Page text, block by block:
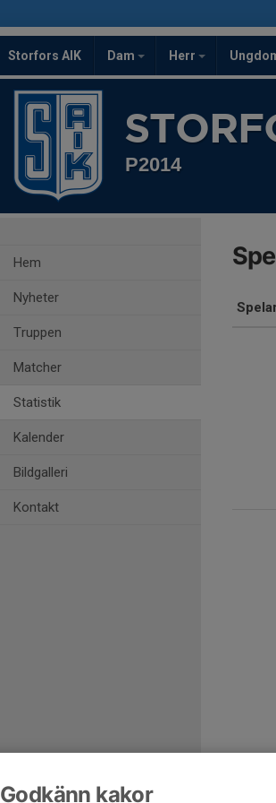
Storfors AIK Dam Herr
P2014
Hem
Nyheter
Truppen
Matcher
Statistik
Kalender
Bildgalleri
Kontakt
Godkänn kakor